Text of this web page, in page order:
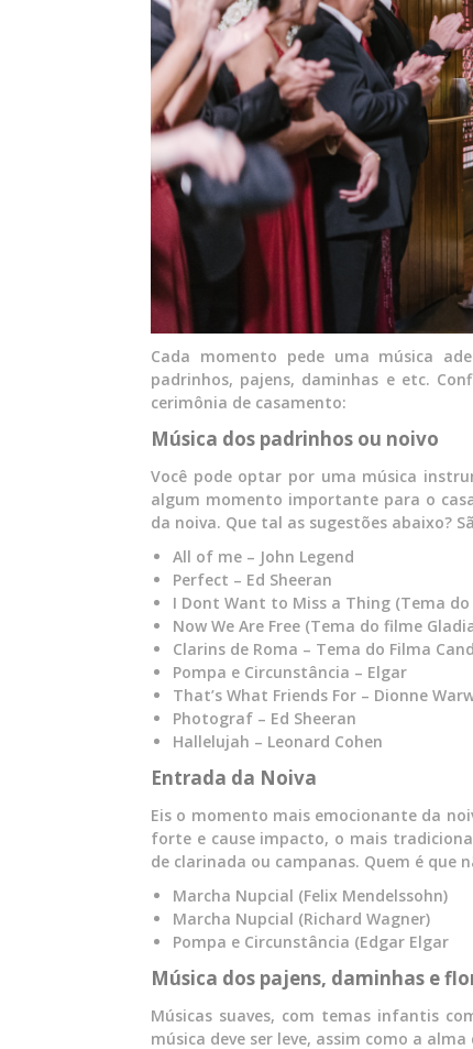
Cada momento pede uma música
padrinhos, pajens, daminhas e etc.
cerimônia de casamento:
Música dos padrinhos ou noivo
Você pode optar por uma música
algum momento importante para o
da noiva. Que tal as sugestões abaixo?
All of me – John Legend
Perfect – Ed Sheeran
I Dont Want to Miss a Thing (Tema
Now We Are Free (Tema do filme
Clarins de Roma – Tema do Filma
Pompa e Circunstância – Elgar
That’s What Friends For – Dionne
Photograf – Ed Sheeran
Hallelujah – Leonard Cohen
Entrada da Noiva
Eis o momento mais emocionante da
forte e cause impacto, o mais
de clarinada ou campanas. Quem é que
Marcha Nupcial (Felix Mendelssohn)
Marcha Nupcial (Richard Wagner)
Pompa e Circunstância (Edgar Elgar
Música dos pajens, daminhas e
Músicas suaves, com temas infantis
música deve ser leve, assim como a alma